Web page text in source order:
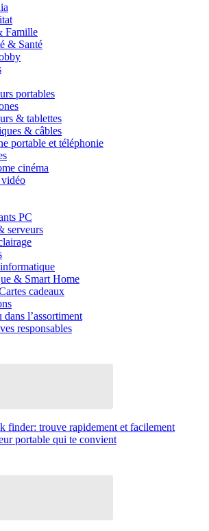
Famille
& Santé
portables
& tablettes
& câbles
portable et téléphonie
cinéma
PC
serveurs
& Smart Home
cadeaux
dans l’assortiment
responsables
finder: trouve rapidement et facilement
portable qui te convient